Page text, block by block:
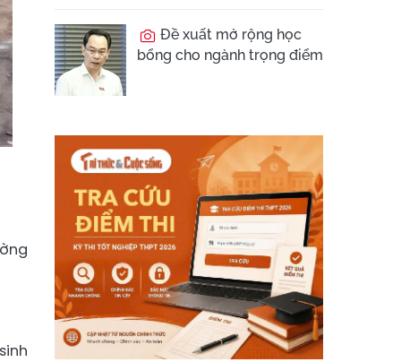
Đề xuất mở rộng học
bổng cho ngành trọng điểm